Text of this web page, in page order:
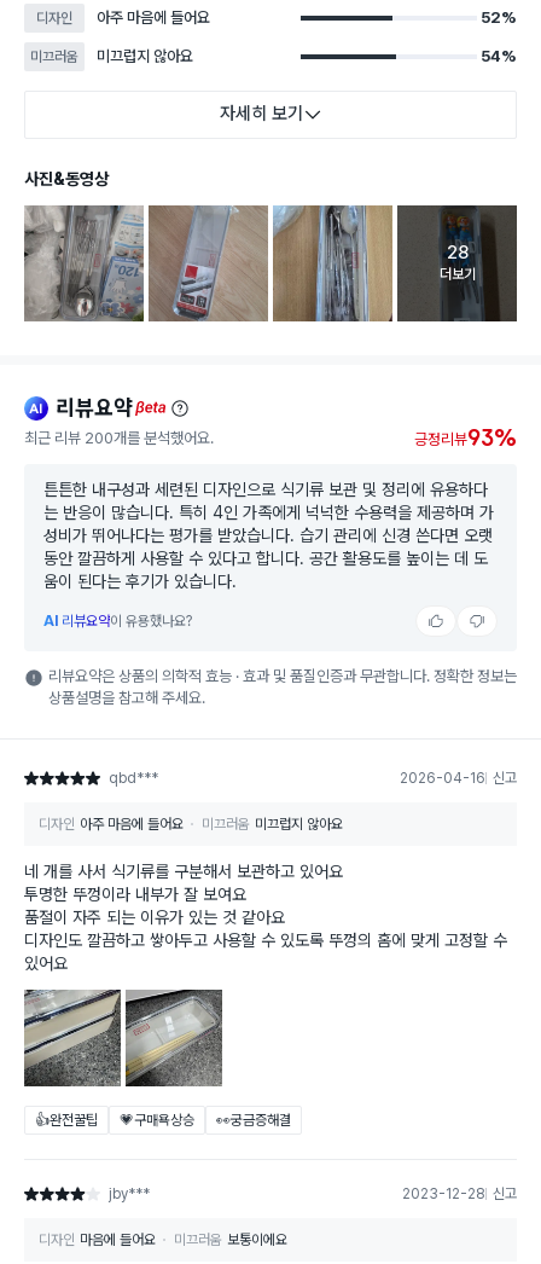
디자인 아주 마음에 들어요 52%
미끄러움 미끄럽지 않아요 54%
자세히 보기
사진&동영상
고객 리뷰
28
더보기
ai 리뷰요약beta
최근 리뷰 200개를 분석했어요. 긍정리뷰93%
튼튼한 내구성과 세련된 디자인으로 식기류 보관 및 정리에 유용하다
는 반응이 많습니다. 특히 4인 가족에게 넉넉한 수용력을 제공하며 가
성비가 뛰어나다는 평가를 받았습니다. 습기 관리에 신경 쓴다면 오랫
동안 깔끔하게 사용할 수 있다고 합니다. 공간 활용도를 높이는 데 도
움이 된다는 후기가 있습니다.
AI 리뷰요약이 유용했나요?
리뷰요약은 상품의 의학적 효능 · 효과 및 품질인증과 무관합니다. 정확한 정보는
상품설명을 참고해 주세요.
별점 5점 qbd*** 2026-04-16 신고
디자인 아주 마음에 들어요 미끄러움 미끄럽지 않아요
네 개를 사서 식기류를 구분해서 보관하고 있어요
투명한 뚜껑이라 내부가 잘 보여요
품절이 자주 되는 이유가 있는 것 같아요
디자인도 깔끔하고 쌓아두고 사용할 수 있도록 뚜껑의 홈에 맞게 고정할 수
있어요
👍완전꿀팁 💗구매욕상승 👀궁금증해결
별점 4점 jby*** 2023-12-28 신고
디자인 마음에 들어요 미끄러움 보통이에요